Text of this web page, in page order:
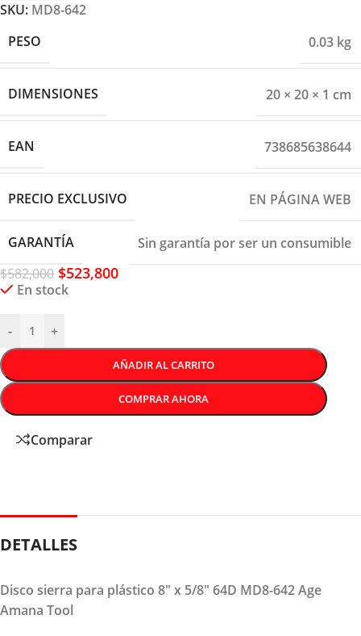
SKU: MD8-642
PESO
0.03 kg
DIMENSIONES 20 × 20 × 1 cm
EAN 738685638644
PRECIO EXCLUSIVO EN PÁGINA WEB
GARANTÍA
Sin garantía por ser un consumible
$582,000 $523,800
En stock
- +
AÑADIR AL CARRITO
COMPRAR AHORA
Comparar
DETALLES
Disco sierra para plástico 8″ x 5/8″ 64D MD8-642 Age
Amana Tool